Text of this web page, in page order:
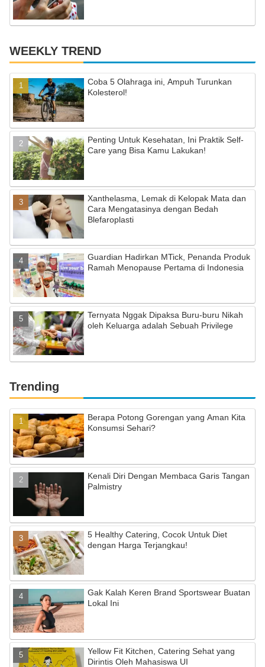
WEEKLY TREND
Coba 5 Olahraga ini, Ampuh Turunkan
Kolesterol!
Penting Untuk Kesehatan, Ini Praktik Self-
Care yang Bisa Kamu Lakukan!
Xanthelasma, Lemak di Kelopak Mata dan
Cara Mengatasinya dengan Bedah
Blefaroplasti
Guardian Hadirkan MTick, Penanda Produk
Ramah Menopause Pertama di Indonesia
Ternyata Nggak Dipaksa Buru-buru Nikah
oleh Keluarga adalah Sebuah Privilege
Trending
Berapa Potong Gorengan yang Aman Kita
Konsumsi Sehari?
Kenali Diri Dengan Membaca Garis Tangan
Palmistry
5 Healthy Catering, Cocok Untuk Diet
dengan Harga Terjangkau!
Gak Kalah Keren Brand Sportswear Buatan
Lokal Ini
Yellow Fit Kitchen, Catering Sehat yang
Dirintis Oleh Mahasiswa UI